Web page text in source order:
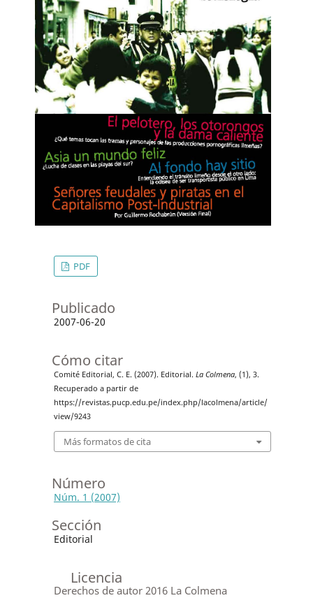
PDF
Publicado
2007-06-20
Cómo citar
Comité Editorial, C. E. (2007). Editorial. La Colmena, (1), 3.
Recuperado a partir de
https://revistas.pucp.edu.pe/index.php/lacolmena/article/
view/9243
Más formatos de cita
Número
Núm. 1 (2007)
Sección
Editorial
Licencia
Derechos de autor 2016 La Colmena